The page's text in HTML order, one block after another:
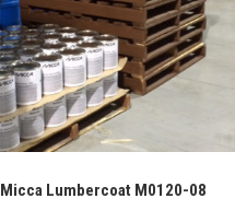
Micca Lumbercoat M0120-08